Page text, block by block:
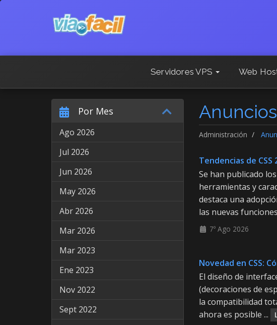
Servidores VPS Web
Anuncios
Administración
Por Mes
Ago 2026
Jul 2026
Jun 2026
May 2026
Abr 2026
Mar 2026
Mar 2023
Ene 2023
Nov 2022
Sept 2022
Tendencias de
Se han publicado
herramientas y
destaca una
las nuevas funciones
7º Ago 2026
Novedad en CSS:
El diseño de
(decoraciones de
la compatibilidad
ahora es posible ...